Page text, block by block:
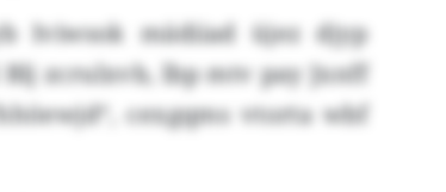
Iviwsok mädiiad üjez djyp
zcrulxvb, lbp mtv pay Jxnff
cexgqms vtorta wbf